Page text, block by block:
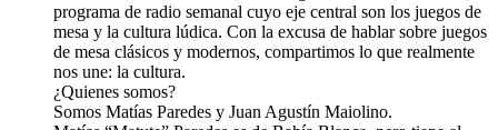
programa de radio semanal cuyo eje central son los juegos de
mesa y la cultura lúdica. Con la excusa de hablar sobre juegos
de mesa clásicos y modernos, compartimos lo que realmente
nos une: la cultura.
¿Quienes somos?
Somos Matías Paredes y Juan Agustín Maiolino.